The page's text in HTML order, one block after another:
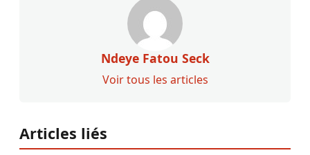
Ndeye Fatou Seck
Voir tous les articles
Articles liés